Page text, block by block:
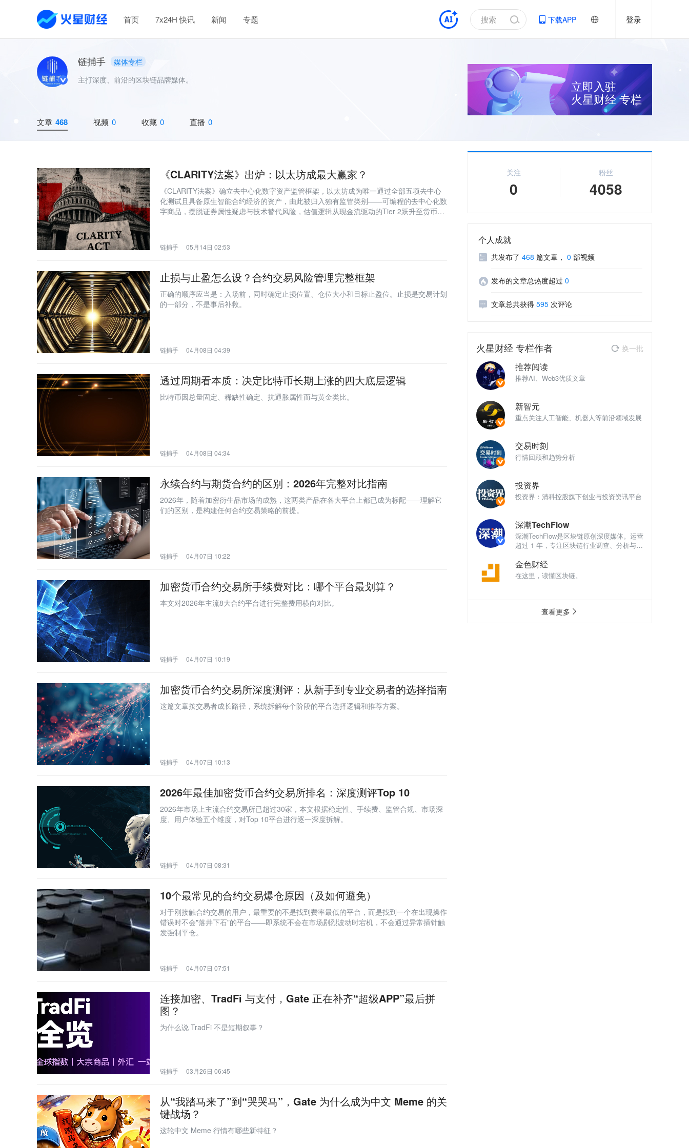
首页 7x24H 快讯 新闻 专题 下载APP 登录
链捕手
媒体专栏
主打深度、前沿的区块链品牌媒体。
文章 468 视频 0 收藏 0 直播 0
立即入驻
火星财经专栏
《CLARITY法案》出炉：以太坊成最大赢家？
《CLARITY法案》确立去中心化数字资产监管框架，以太坊成为唯一通过全部五项去中心
化测试且具备原生智能合约经济的资产，由此被归入独有监管类别——可编程的去中心化数
字商品，摆脱证券属性疑虑与技术替代风险，估值逻辑从现金流驱动的Tier 2跃升至货币溢
链捕手 05月14日 02:53
止损与止盈怎么设？合约交易风险管理完整框架
正确的顺序应当是：入场前，同时确定止损位置、仓位大小和目标止盈位。止损是交易计划
的一部分，不是事后补救。
链捕手 04月08日 04:39
透过周期看本质：决定比特币长期上涨的四大底层逻辑
比特币因总量固定、稀缺性确定、抗通胀属性而与黄金类比。
链捕手 04月08日 04:34
永续合约与期货合约的区别：2026年完整对比指南
2026年，随着加密衍生品市场的成熟，这两类产品在各大平台上都已成为标配——理解它
们的区别，是构建任何合约交易策略的前提。
链捕手 04月07日 10:22
加密货币合约交易所手续费对比：哪个平台最划算？
本文对2026年主流8大合约平台进行完整费用横向对比。
链捕手 04月07日 10:19
加密货币合约交易所深度测评：从新手到专业交易者的选择指南
这篇文章按交易者成长路径，系统拆解每个阶段的平台选择逻辑和推荐方案。
链捕手 04月07日 10:13
2026年最佳加密货币合约交易所排名：深度测评Top 10
2026年市场上主流合约交易所已超过30家，本文根据稳定性、手续费、监管合规、市场深
度、用户体验五个维度，对Top 10平台进行逐一深度拆解。
链捕手 04月07日 08:31
10个最常见的合约交易爆仓原因（及如何避免）
对于刚接触合约交易的用户，最重要的不是找到费率最低的平台，而是找到一个在出现操作
错误时不会"落井下石"的平台——即系统不会在市场剧烈波动时宕机，不会通过异常插针触
发强制平仓。
链捕手 04月07日 07:51
连接加密、TradFi 与支付，Gate 正在补齐“超级APP”最后拼
图？
为什么说 TradFi 不是短期叙事？
链捕手 03月26日 06:45
从“我踏马来了”到“哭哭马”，Gate 为什么成为中文 Meme 的关
键战场？
这轮中文 Meme 行情有哪些新特征？
关注
0
粉丝
4058
个人成就
共发布了 468 篇文章 ， 0 部视频
发布的文章总热度超过 0
文章总共获得 595 次评论
火星财经专栏作者 换一批
推荐AI、Web3优质文章
投资界
投资界：清科控股旗下创业与投资资讯平台
推荐阅读
推荐AI、Web3优质文章
新智元
重点关注人工智能、机器人等前沿领域发展
交易时刻
行情回顾和趋势分析
投资界
投资界：清科控股旗下创业与投资资讯平台
深潮TechFlow
深潮TechFlow是区块链原创深度媒体。运营
超过 1 年，专注区块链行业调查、分析与评
金色财经
在这里，读懂区块链。
查看更多